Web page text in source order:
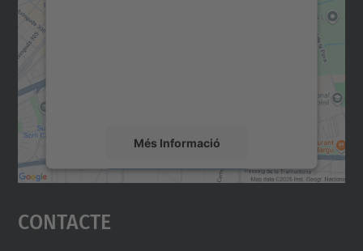
Més Informació
Accepta
powered by
Contacte